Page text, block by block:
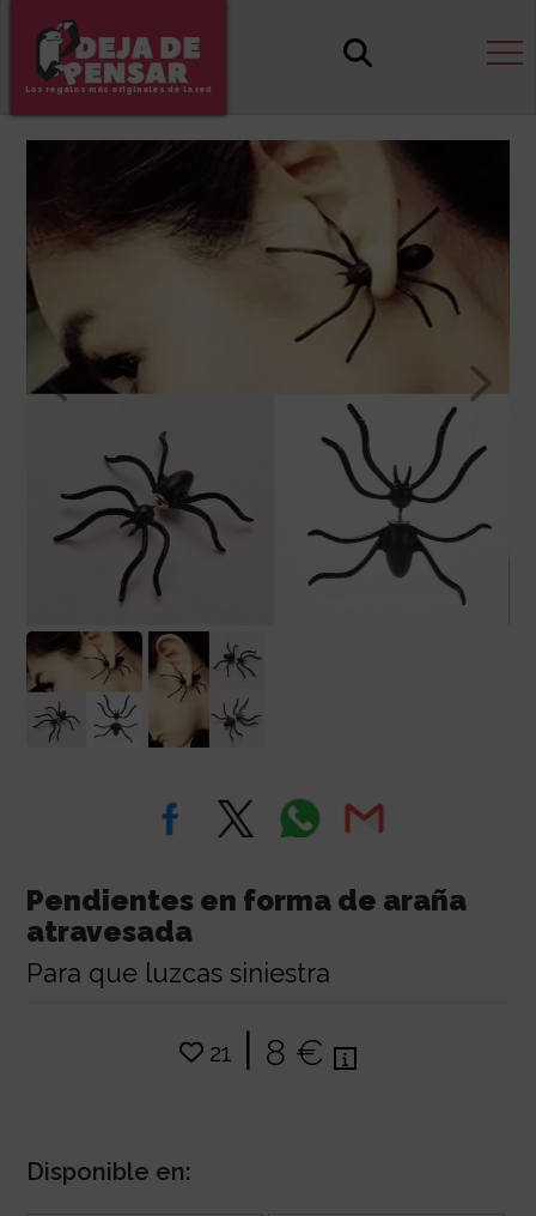
Los regalos más originales de la red
Pendientes en forma de araña
atravesada
Para que luzcas siniestra
21 | 8 €
Disponible en: